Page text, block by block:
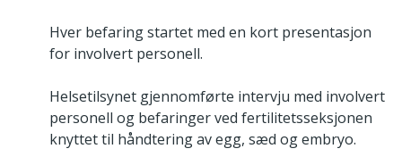
Hver befaring startet med en kort presentasjon
for involvert personell.
Helsetilsynet gjennomførte intervju med involvert
personell og befaringer ved fertilitetsseksjonen
knyttet til håndtering av egg, sæd og embryo.